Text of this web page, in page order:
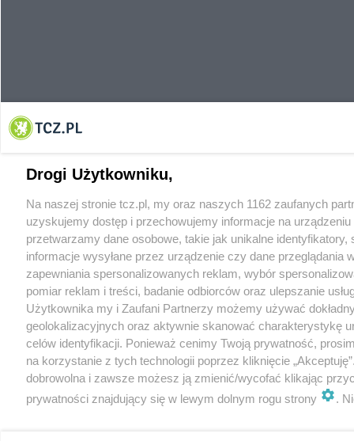
Drogi Użytkowniku,
Na naszej stronie tcz.pl, my oraz naszych 1162 zaufanych
uzyskujemy dostęp i przechowujemy informacje na urządzeniu
przetwarzamy dane osobowe, takie jak unikalne identyfikatory,
informacje wysyłane przez urządzenie czy dane przeglądania
zapewniania spersonalizowanych reklam, wybór
pomiar reklam i treści, badanie odbiorców oraz ulepszanie
Użytkownika my i Zaufani Partnerzy możemy używać
geolokalizacyjnych oraz aktywnie skanować charakterystykę
celów identyfikacji. Ponieważ cenimy Twoją prywatność,
na korzystanie z tych technologii poprzez kliknięcie
dobrowolna i zawsze możesz ją zmienić/wycofać klikając
prywatności znajdujący się w lewym dolnym rogu strony
.